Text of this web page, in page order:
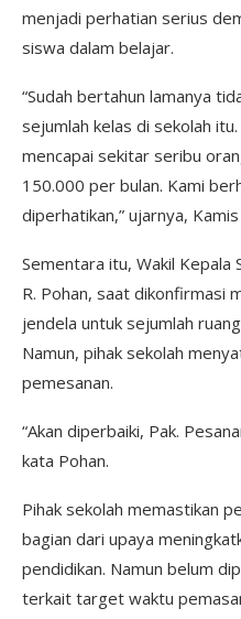
menjadi perhatian serius
siswa dalam belajar.
“Sudah bertahun lamanya
sejumlah kelas di sekolah
mencapai sekitar seribu
150.000 per bulan. Kami
diperhatikan,” ujarnya,
Sementara itu, Wakil Kepala
R. Pohan, saat dikonfirmasi
jendela untuk sejumlah
Namun, pihak sekolah
pemesanan.
“Akan diperbaiki, Pak.
kata Pohan.
Pihak sekolah memastikan
bagian dari upaya
pendidikan. Namun belum
terkait target waktu